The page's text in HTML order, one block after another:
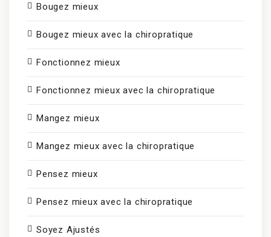
Bougez mieux
Bougez mieux avec la chiropratique
Fonctionnez mieux
Fonctionnez mieux avec la chiropratique
Mangez mieux
Mangez mieux avec la chiropratique
Pensez mieux
Pensez mieux avec la chiropratique
Soyez Ajustés